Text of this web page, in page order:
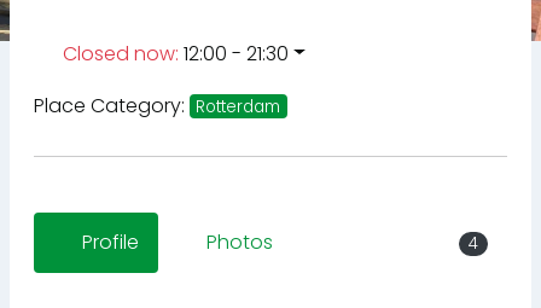
Closed now: 12:00 - 21:30
Place Category: Rotterdam
Profile Photos 4